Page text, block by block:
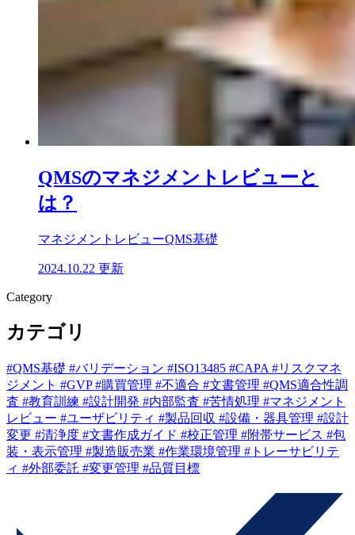
QMSのマネジメントレビューと
は？
マネジメントレビューQMS基礎
2024.10.22 更新
Category
カテゴリ
#QMS基礎 #バリデーション #ISO13485 #CAPA #リスクマネ
ジメント #GVP#購買管理 #不適合 #文書管理 #QMS適合性調
査 #教育訓練 #設計開発 #内部監査 #苦情処理 #マネジメント
レビュー #ユーザビリティ #製品回収 #設備・器具管理 #設計
変更 #清浄度 #文書作成ガイド #校正管理 #附帯サービス #包
装・表示管理 #製造販売業 #作業環境管理 #トレーサビリテ
ィ #外部委託 #変更管理 #品質目標